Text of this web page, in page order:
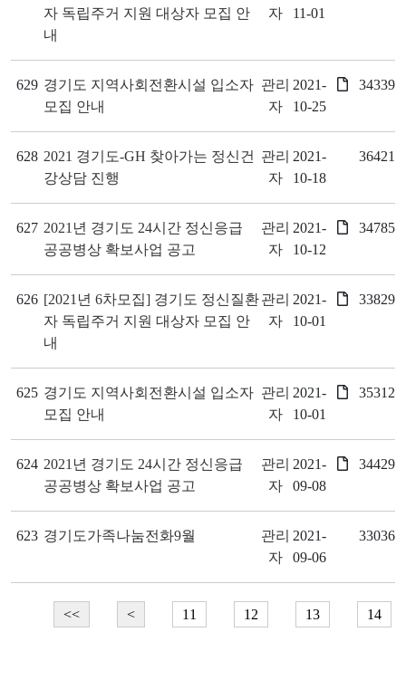
자 독립주거 지원 대상자 모집 안
내
자
11-01
629 경기도 지역사회전환시설 입소자
모집 안내
관리
자
2021-
10-25
34339
628 2021 경기도-GH 찾아가는 정신건
강상담 진행
관리
자
2021-
10-18
36421
627 2021년 경기도 24시간 정신응급
공공병상 확보사업 공고
관리
자
2021-
10-12
34785
626 [2021년 6차모집] 경기도 정신질환
자 독립주거 지원 대상자 모집 안
내
관리
자
2021-
10-01
33829
625 경기도 지역사회전환시설 입소자
모집 안내
관리
자
2021-
10-01
35312
624 2021년 경기도 24시간 정신응급
공공병상 확보사업 공고
관리
자
2021-
09-08
34429
623 경기도가족나눔전화9월
관리
자
2021-
09-06
33036
<< < 11 12 13 14